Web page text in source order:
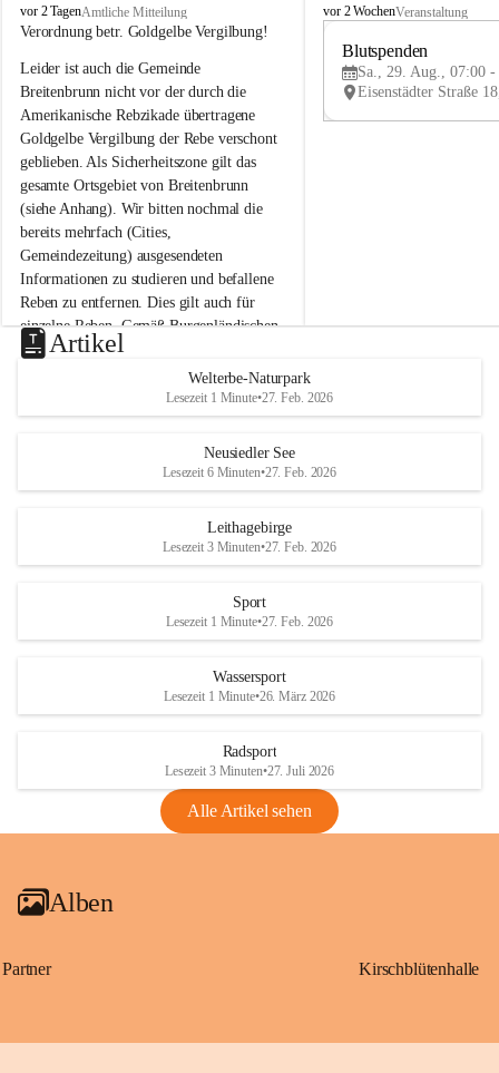
B
r
i
t
e
n
b
r
u
n
n
a
m
N
e
u
s
d
S
vor 2 TagenAmtliche Mitteilung
Verordnung betr. Goldgelbe Vergilbung!
Leider ist auch die Gemeinde
Breitenbrunn nicht vor der durch die
Amerikanische Rebzikade übertragene
Goldgelbe Vergilbung der Rebe verschont
geblieben. Als Sicherheitszone gilt das
gesamte Ortsgebiet von Breitenbrunn
(siehe Anhang). Wir bitten nochmal die
bereits mehrfach (Cities,
Gemeindezeitung) ausgesendeten
Informationen zu studieren und befallene
Reben zu entfernen. Dies gilt auch für
einzelne Reben. Gemäß Burgenländischen
Weinbaugesetz sind nicht gepflegte oder
unzulässige Weingärten zu roden! Bitte
helfen wir zusammen um unsere Winzer
vor den prognostizierten Ernteausfällen
und den daraus folgenden wirtschaftlichen
Maßnahmen zur Bekämpfung
Rebe und der Amerikanischen
Anhang VBl. EU Nr. 18
1 Seite•1,4 MB
VBl. EU Nr. 18_2026
B
e
u
e
d
r
S
vor 2 WochenVeranstaltung
Blutspenden
Sa., 29. Aug., 07:00 -
Artikel
Welterbe-Naturpark
Lesezeit 1 Minute•27. Feb. 2026
Neusiedler See
Lesezeit 6 Minuten•27. Feb. 2026
Leithagebirge
Lesezeit 3 Minuten•27. Feb. 2026
Sport
Lesezeit 1 Minute•27. Feb. 2026
Wassersport
Lesezeit 1 Minute•26. März 2026
Radsport
Lesezeit 3 Minuten•27. Juli 2026
Alle Artikel sehen
Alben
Partner Kirschblütenhalle